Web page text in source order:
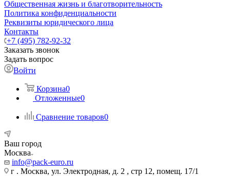
Общественная жизнь и благотворительность
Политика конфиденциальности
Реквизиты юридического лица
Контакты
+7 (495) 782-92-32
Заказать звонок
Задать вопрос
Войти
Корзина0
Отложенные0
Сравнение товаров0
Ваш город
Москва
info@pack-euro.ru
г . Москва, ул. Электродная, д. 2 , стр 12, помещ. 17/1